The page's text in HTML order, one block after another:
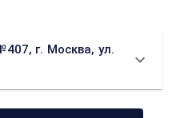
г. Москва, ул.